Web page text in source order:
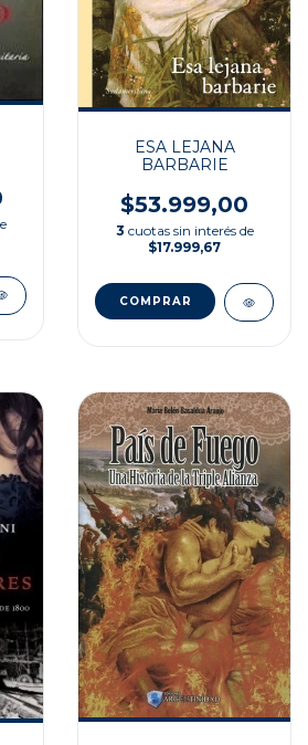
ESA LEJANA
BARBARIE
$53.999,00
3 cuotas sin interés de
$17.999,67